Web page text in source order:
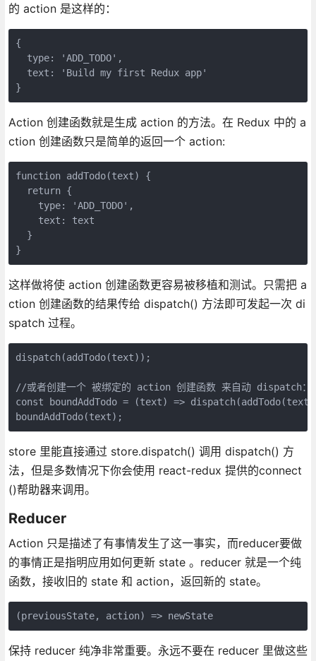
的 action 是这样的：
{
  type: 'ADD_TODO',
  text: 'Build my first Redux app'
}
Action 创建函数就是生成 action 的方法。在 Redux 中的 a
ction 创建函数只是简单的返回一个 action:
function addTodo(text) {
  return {
    type: 'ADD_TODO',
    text: text
  }
}
这样做将使 action 创建函数更容易被移植和测试。只需把 a
ction 创建函数的结果传给 dispatch() 方法即可发起一次 di
spatch 过程。
dispatch(addTodo(text));
//或者创建一个 被绑定的 action 创建函数 来自动 dispatch：
const boundAddTodo = (text) =>
boundAddTodo(text);
store 里能直接通过 store.dispatch() 调用 dispatch() 方
法，但是多数情况下你会使用 react-redux 提供的connect
()帮助器来调用。
Reducer
Action 只是描述了有事情发生了这一事实，而reducer要做
的事情正是指明应用如何更新 state 。reducer 就是一个纯
函数，接收旧的 state 和 action，返回新的 state。
(previousState, action) => newState
保持 reducer 纯净非常重要。永远不要在 reducer 里做这些